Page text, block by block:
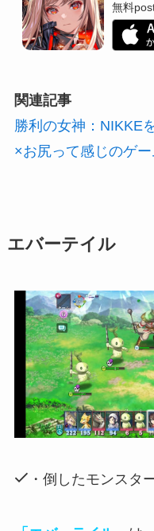
無料
関連記事
勝利の女神：NIKKE
×お尻って感じのゲー
エバーテイル
・倒したモンスタ